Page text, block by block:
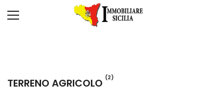
TERRENO AGRICOLO (2)